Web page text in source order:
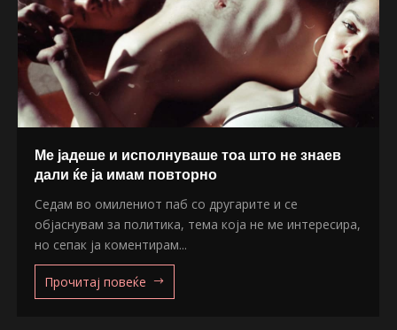
Ме јадеше и исполнуваше тоа што не знаев
дали ќе ја имам повторно
Седам во омилениот паб со другарите и се
објаснувам за политика, тема која не ме интересира,
но сепак ја коментирам...
Прочитај повеќе